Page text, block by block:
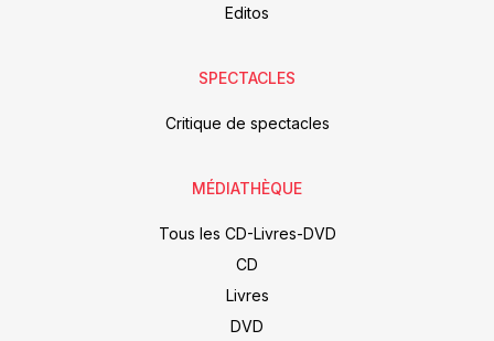
Editos
SPECTACLES
Critique de spectacles
MÉDIATHÈQUE
Tous les CD-Livres-DVD
CD
Livres
DVD